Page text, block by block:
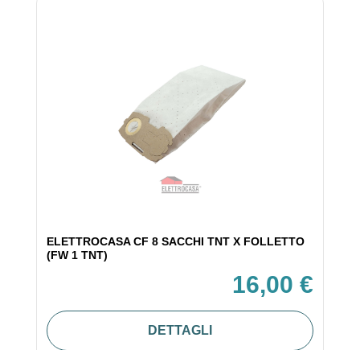
ELETTROCASA CF 8 SACCHI TNT X FOLLETTO
(FW 1 TNT)
16,00 €
DETTAGLI